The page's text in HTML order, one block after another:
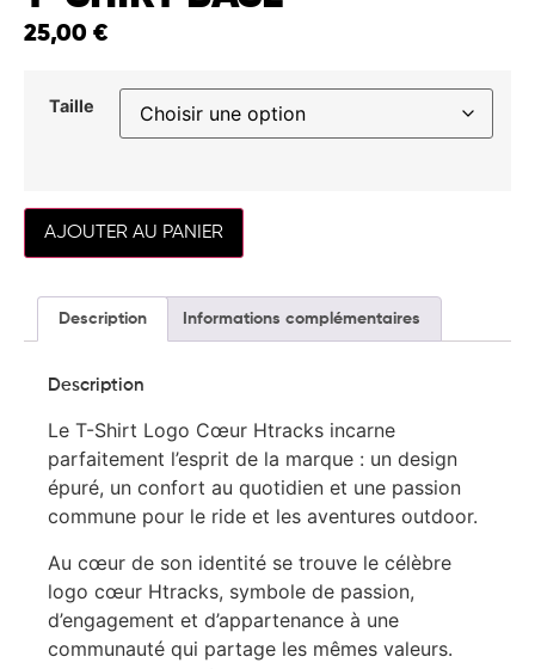
25,00 €
Taille
AJOUTER AU PANIER
Description Informations complémentaires
Description
Le T-Shirt Logo Cœur Htracks incarne
parfaitement l’esprit de la marque : un design
épuré, un confort au quotidien et une passion
commune pour le ride et les aventures outdoor.
Au cœur de son identité se trouve le célèbre
logo cœur Htracks, symbole de passion,
d’engagement et d’appartenance à une
communauté qui partage les mêmes valeurs.